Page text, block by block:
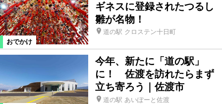
おでかけ
ギネスに登録されたつるし
雛が名物！
道の駅 クロステン十日町
今年、新たに「道の駅」
に！ 佐渡を訪れたらまず
立ち寄ろう｜佐渡市
道の駅 あいぽーと佐渡